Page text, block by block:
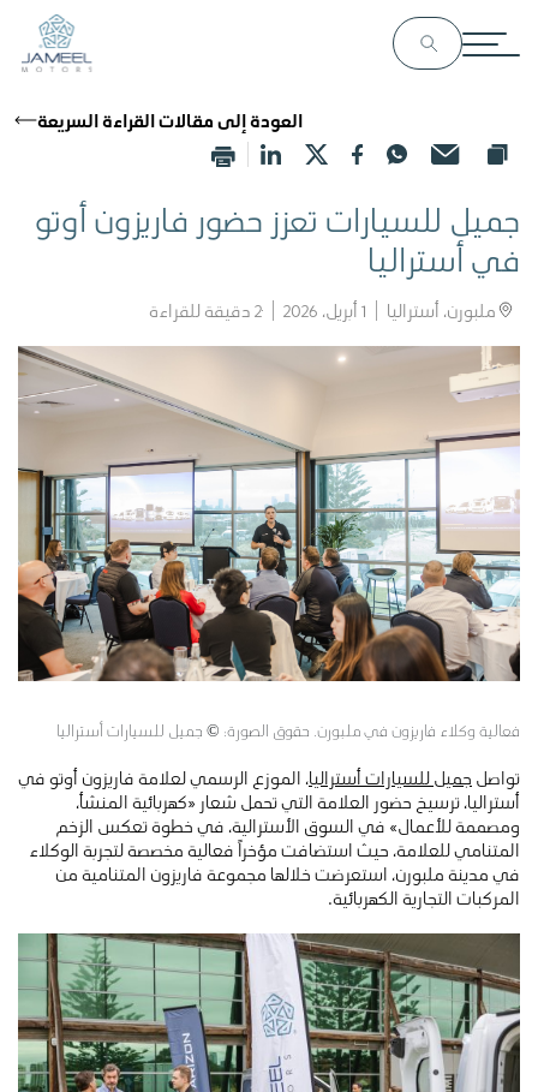
العودة إلى مقالات القراءة السريعة
جميل للسيارات تعزز حضور فاريزون أوتو
في أستراليا
ملبورن، أستراليا 1 أبريل، 2026 2دقيقة للقراءة
فعالية وكلاء فاريزون في ملبورن. حقوق الصورة: © جميل للسيارات أستراليا
تواصل جميل للسيارات أستراليا، الموزع الرسمي لعلامة فاريزون أوتو في
أستراليا، ترسيخ حضور العلامة التي تحمل شعار «كهربائية المنشأ،
ومصممة للأعمال» في السوق الأسترالية، في خطوة تعكس الزخم
المتنامي للعلامة، حيث استضافت مؤخراً فعالية مخصصة لتجربة الوكلاء
في مدينة ملبورن، استعرضت خلالها مجموعة فاريزون المتنامية من
المركبات التجارية الكهربائية.